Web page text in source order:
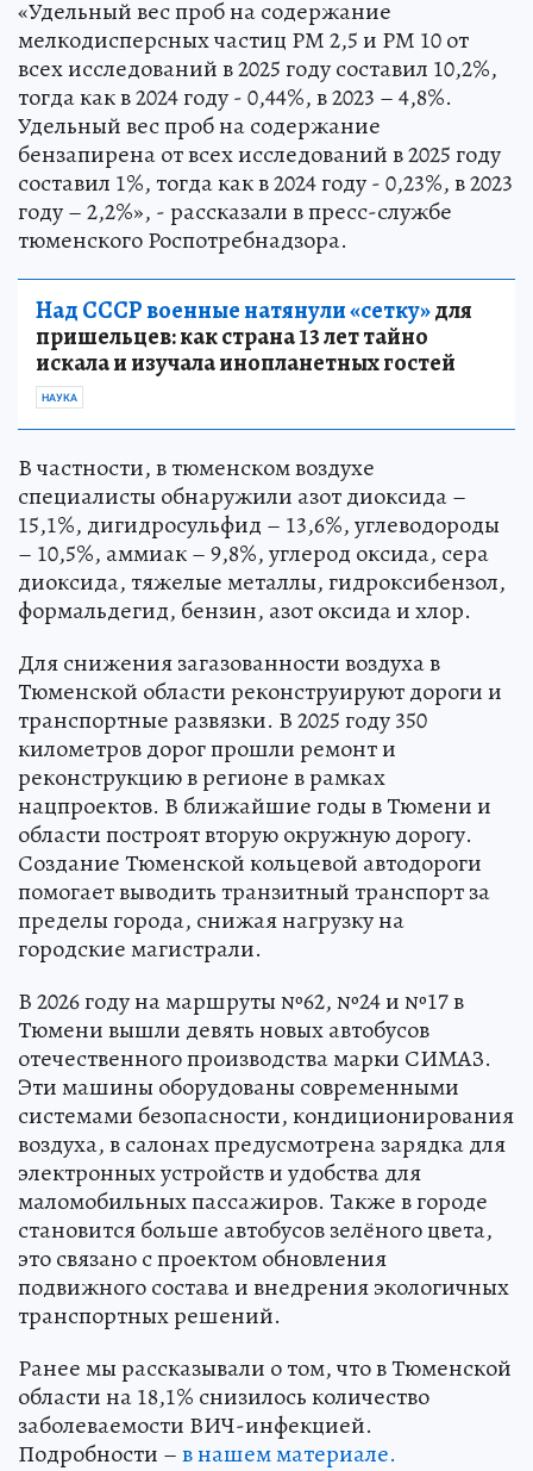
«Удельный вес проб на содержание
мелкодисперсных частиц РМ 2,5 и РМ 10 от
всех исследований в 2025 году составил 10,2%,
тогда как в 2024 году - 0,44%, в 2023 – 4,8%.
Удельный вес проб на содержание
бензапирена от всех исследований в 2025 году
составил 1%, тогда как в 2024 году - 0,23%, в 2023
году – 2,2%», - рассказали в пресс-службе
тюменского Роспотребнадзора.
Над СССР военные натянули «сетку»для
пришельцев: как страна 13 лет тайно
искала и изучала инопланетных гостей
НАУКА
В частности, в тюменском воздухе
специалисты обнаружили азот диоксида –
15,1%, дигидросульфид – 13,6%, углеводороды
– 10,5%, аммиак – 9,8%, углерод оксида, сера
диоксида, тяжелые металлы, гидроксибензол,
формальдегид, бензин, азот оксида и хлор.
Для снижения загазованности воздуха в
Тюменской области реконструируют дороги и
транспортные развязки. В 2025 году 350
километров дорог прошли ремонт и
реконструкцию в регионе в рамках
нацпроектов. В ближайшие годы в Тюмени и
области построят вторую окружную дорогу.
Создание Тюменской кольцевой автодороги
помогает выводить транзитный транспорт за
пределы города, снижая нагрузку на
городские магистрали.
В 2026 году на маршруты №62, №24 и №17 в
Тюмени вышли девять новых автобусов
отечественного производства марки СИМАЗ.
Эти машины оборудованы современными
системами безопасности, кондиционирования
воздуха, в салонах предусмотрена зарядка для
электронных устройств и удобства для
маломобильных пассажиров. Также в городе
становится больше автобусов зелёного цвета,
это связано с проектом обновления
подвижного состава и внедрения экологичных
транспортных решений.
Ранее мы рассказывали о том, что в Тюменской
области на 18,1% снизилось количество
заболеваемости ВИЧ-инфекцией.
Подробности –в нашем материале.